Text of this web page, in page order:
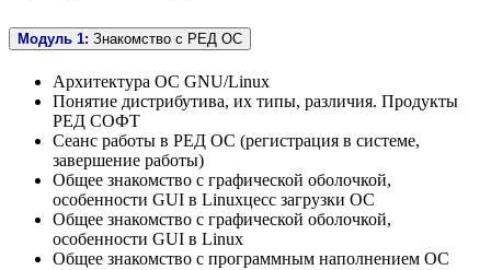
Модуль 1: Знакомство с РЕД ОС
Архитектура ОС GNU/Linux
Понятие дистрибутива, их типы, различия. Продукты
РЕД СОФТ
Сеанс работы в РЕД ОС (регистрация в системе,
завершение работы)
Общее знакомство с графической оболочкой,
особенности GUI в Linuxцесс загрузки ОС
Общее знакомство с графической оболочкой,
особенности GUI в Linux
Общее знакомство с программным наполнением ОС